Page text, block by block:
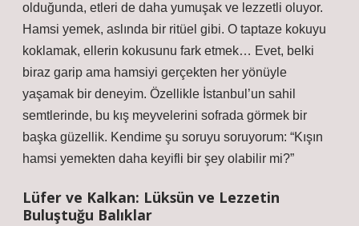
olduğunda, etleri de daha yumuşak ve lezzetli oluyor.
Hamsi yemek, aslında bir ritüel gibi. O taptaze kokuyu
koklamak, ellerin kokusunu fark etmek… Evet, belki
biraz garip ama hamsiyi gerçekten her yönüyle
yaşamak bir deneyim. Özellikle İstanbul’un sahil
semtlerinde, bu kış meyvelerini sofrada görmek bir
başka güzellik. Kendime şu soruyu soruyorum: “Kışın
hamsi yemekten daha keyifli bir şey olabilir mi?”
Lüfer ve Kalkan: Lüksün ve Lezzetin
Buluştuğu Balıklar